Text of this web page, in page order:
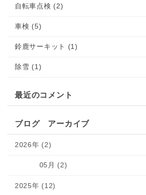
自転車点検 (2)
車検 (5)
鈴鹿サーキット (1)
除雪 (1)
最近のコメント
ブログ アーカイブ
2026年 (2)
05月 (2)
2025年 (12)